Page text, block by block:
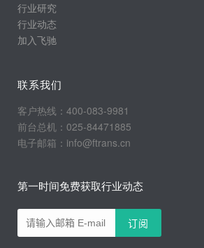
行业研究
行业动态
加入飞驰
联系我们
客户热线：400-083-9981
前台总机：025-84471885
电子邮箱：info@ftrans.cn
第一时间免费获取行业动态